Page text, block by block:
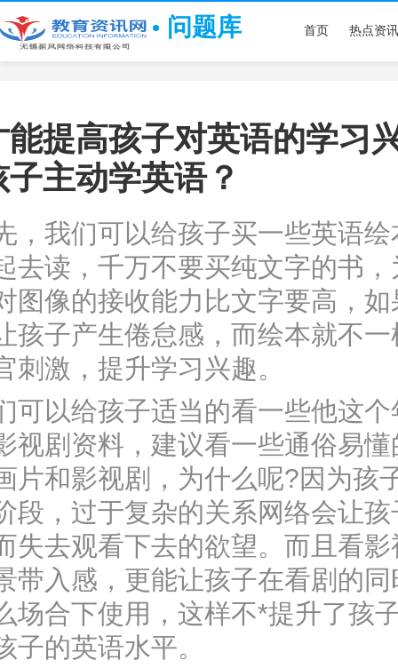
问题库 首页 热点资讯
能提高孩子对英语的学习
主动学英语？
们可以给孩子买一些英语绘
去读，千万不要买纯文字的书
图像的接收能力比文字要高，
孩子产生倦怠感，而绘本就不
刺激，提升学习兴趣。
给孩子适当的看一些他这个
视剧资料，建议看一些通俗易
片和影视剧，为什么呢?因为孩
段，过于复杂的关系网络会让
失去观看下去的欲望。而且看
带入感，更能让孩子在看剧的
场合下使用，这样不*提升了孩
子的英语水平。